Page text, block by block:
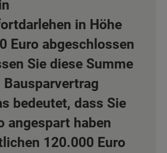
in Höhe
Euro abgeschlossen
Sie diese Summe
bedeutet, dass Sie
angespart haben
120.000 Euro